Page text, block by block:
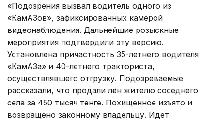
«Подозрения вызвал водитель одного из
«КамАЗов», зафиксированных камерой
видеонаблюдения. Дальнейшие розыскные
мероприятия подтвердили эту версию.
Установлена причастность 35-летнего водителя
«КамАЗа» и 40-летнего тракториста,
осуществлявшего отгрузку. Подозреваемые
рассказали, что продали лён жителю соседнего
села за 450 тысяч тенге. Похищенное изъято и
возвращено законному владельцу. Идет